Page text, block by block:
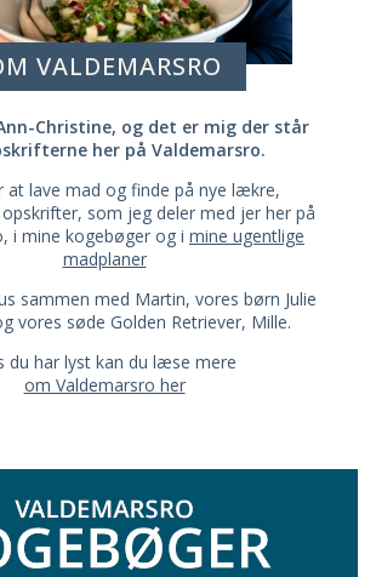
VALDEMARSRO
Christine, og det er mig der står
her på Valdemarsro.
at lave mad og finde på nye lækre,
som jeg deler med jer her på
i mine kogebøger og i mine ugentlige
madplaner
sammen med Martin, vores børn Julie
vores søde Golden Retriever, Mille.
du har lyst kan du læse mere
om Valdemarsro her